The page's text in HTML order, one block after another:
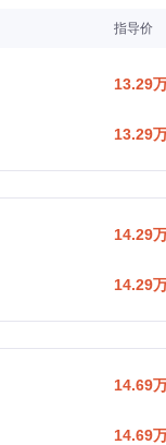
指导价
13.29
13.29
14.29
14.29
14.69
14.69